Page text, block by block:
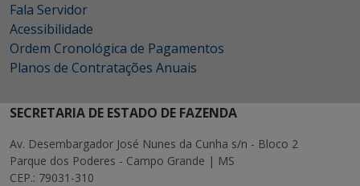
Fala Servidor
Acessibilidade
Ordem Cronológica de Pagamentos
Planos de Contratações Anuais
SECRETARIA DE ESTADO DE FAZENDA
Av. Desembargador José Nunes da Cunha s/n - Bloco 2
Parque dos Poderes - Campo Grande | MS
CEP.: 79031-310